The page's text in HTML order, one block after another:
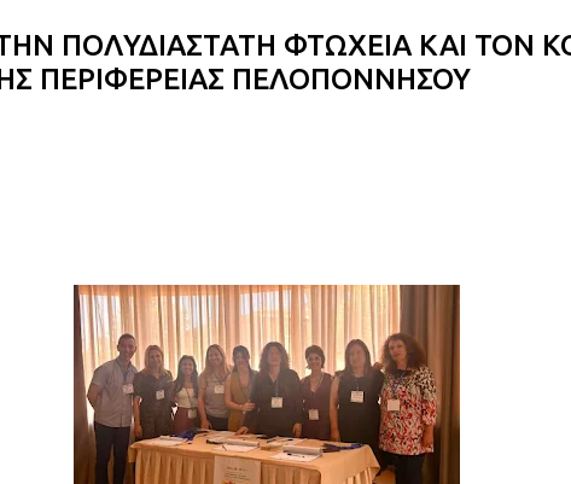
ΠΟΛΥΔΙΑΣΤΑΤΗ ΦΤΩΧΕΙΑ ΚΑΙ ΤΟΝ
ΠΕΡΙΦΕΡΕΙΑΣ ΠΕΛΟΠΟΝΝΗΣΟΥ